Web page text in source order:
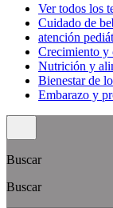
Ver todos los
Cuidado de
atención
Crecimiento y
Nutrición y
Bienestar de
Embarazo y
Buscar
Buscar